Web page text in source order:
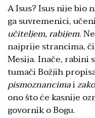
A Isus? Isus nije bio
ga suvremenici,
učiteljem, rabijem.
najprije strancima,
Mesija. Inače, rabini
tumači Božjih
pismoznancimai
ono što će kasnije
govornik o Bogu.